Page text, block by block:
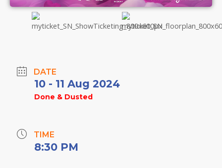
DATE
10 - 11 Aug 2024
Done & Dusted
TIME
8:30 PM